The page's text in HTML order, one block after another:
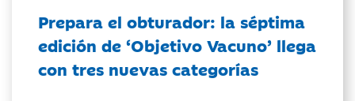
Prepara el obturador: la séptima
edición de ‘Objetivo Vacuno’ llega
con tres nuevas categorías